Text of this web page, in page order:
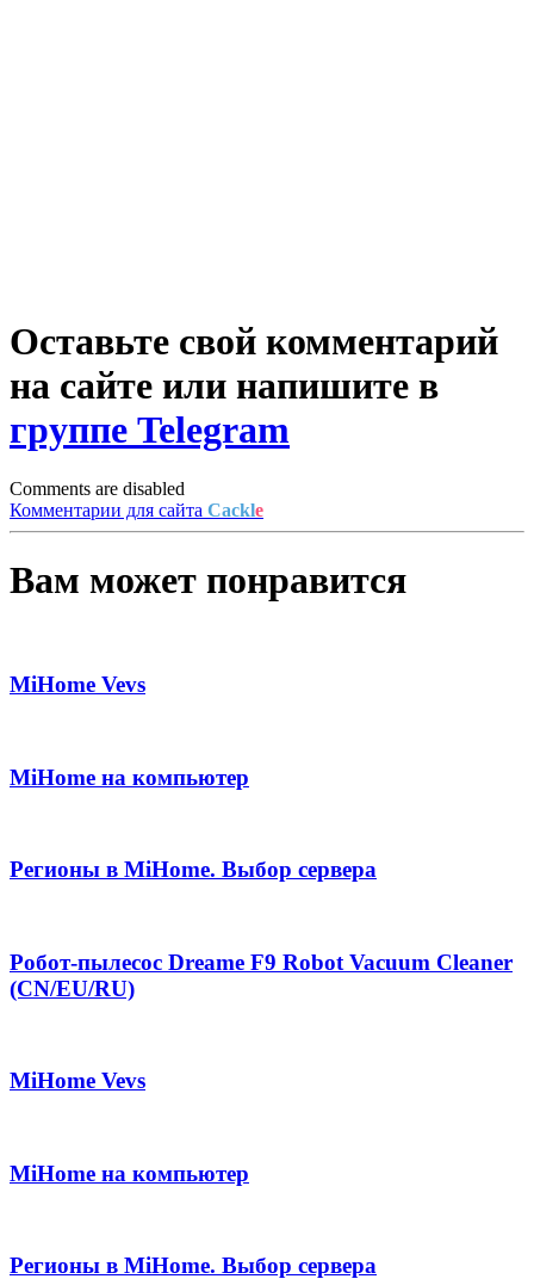
Оставьте свой комментарий
на сайте или напишите в
группе Telegram
Comments are disabled
Комментарии для сайта Cackle
Вам может понравится
MiHome Vevs
MiHome на компьютер
Регионы в MiHome. Выбор сервера
Робот-пылесос Dreame F9 Robot Vacuum Cleaner
(CN/EU/RU)
MiHome Vevs
MiHome на компьютер
Регионы в MiHome. Выбор сервера